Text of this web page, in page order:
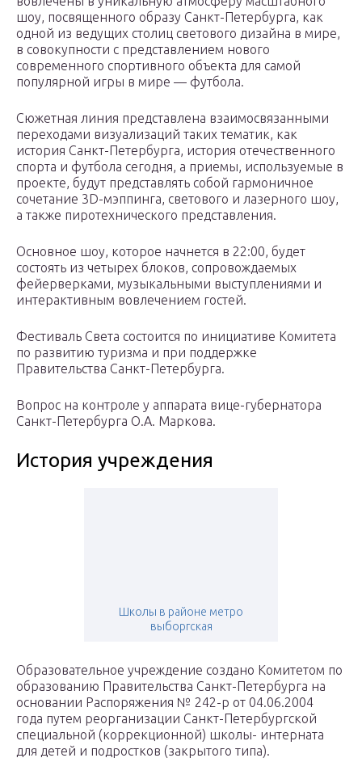
шоу, посвященного образу Санкт-Петербурга, как
одной из ведущих столиц светового дизайна в мире,
в совокупности с представлением нового
современного спортивного объекта для самой
популярной игры в мире — футбола.
Сюжетная линия представлена взаимосвязанными
переходами визуализаций таких тематик, как
история Санкт-Петербурга, история отечественного
спорта и футбола сегодня, а приемы, используемые в
проекте, будут представлять собой гармоничное
сочетание 3D-мэппинга, светового и лазерного шоу,
а также пиротехнического представления.
Основное шоу, которое начнется в 22:00, будет
состоять из четырех блоков, сопровождаемых
фейерверками, музыкальными выступлениями и
интерактивным вовлечением гостей.
Фестиваль Света состоится по инициативе Комитета
по развитию туризма и при поддержке
Правительства Санкт-Петербурга.
Вопрос на контроле у аппарата вице-губернатора
Санкт-Петербурга О.А. Маркова.
История учреждения
Школы в районе метро
выборгская
Образовательное учреждение создано Комитетом по
образованию Правительства Санкт-Петербурга на
основании Распоряжения № 242-р от 04.06.2004
года путем реорганизации Санкт-Петербургской
специальной (коррекционной) школы- интерната
для детей и подростков (закрытого типа).